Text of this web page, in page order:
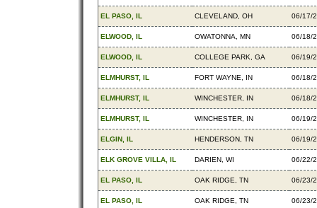
EL PASO, IL CLEVELAND, OH 06/17/
ELWOOD, IL OWATONNA, MN 06/18/
ELWOOD, IL COLLEGE PARK, GA 06/19/
ELMHURST, IL FORT WAYNE, IN 06/18/
ELMHURST, IL WINCHESTER, IN 06/18/
ELMHURST, IL WINCHESTER, IN 06/19/
ELGIN, IL HENDERSON, TN 06/19/
ELK GROVE VILLA, IL DARIEN, WI 06/22/
EL PASO, IL OAK RIDGE, TN 06/23/
EL PASO, IL OAK RIDGE, TN 06/23/